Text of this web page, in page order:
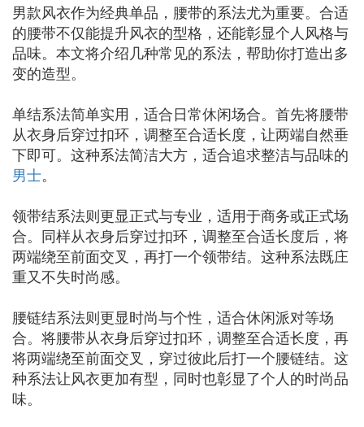
男款风衣作为经典单品，腰带的系法尤为重要。合适
的腰带不仅能提升风衣的型格，还能彰显个人风格与
品味。本文将介绍几种常见的系法，帮助你打造出多
变的造型。
单结系法简单实用，适合日常休闲场合。首先将腰带
从衣身后穿过扣环，调整至合适长度，让两端自然垂
下即可。这种系法简洁大方，适合追求整洁与品味的
男士。
领带结系法则更显正式与专业，适用于商务或正式场
合。同样从衣身后穿过扣环，调整至合适长度后，将
两端绕至前面交叉，再打一个领带结。这种系法既庄
重又不失时尚感。
腰链结系法则更显时尚与个性，适合休闲派对等场
合。将腰带从衣身后穿过扣环，调整至合适长度，再
将两端绕至前面交叉，穿过彼此后打一个腰链结。这
种系法让风衣更加有型，同时也彰显了个人的时尚品
味。